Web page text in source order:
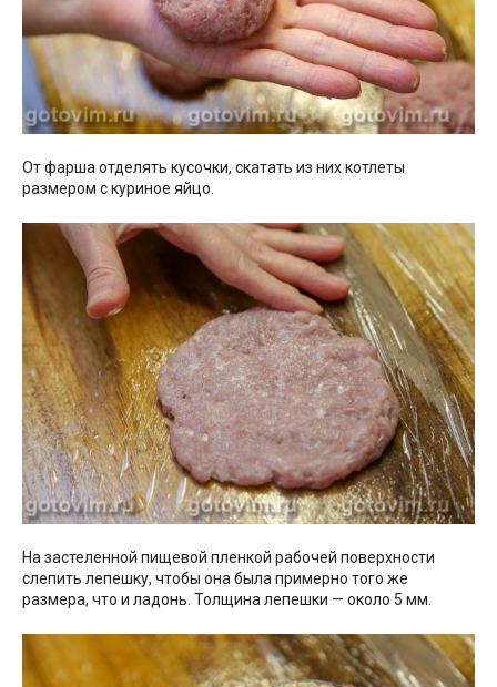
От фарша отделять кусочки, скатать из них котлеты
размером с куриное яйцо.
На застеленной пищевой пленкой рабочей поверхности
слепить лепешку, чтобы она была примерно того же
размера, что и ладонь. Толщина лепешки — около 5 мм.